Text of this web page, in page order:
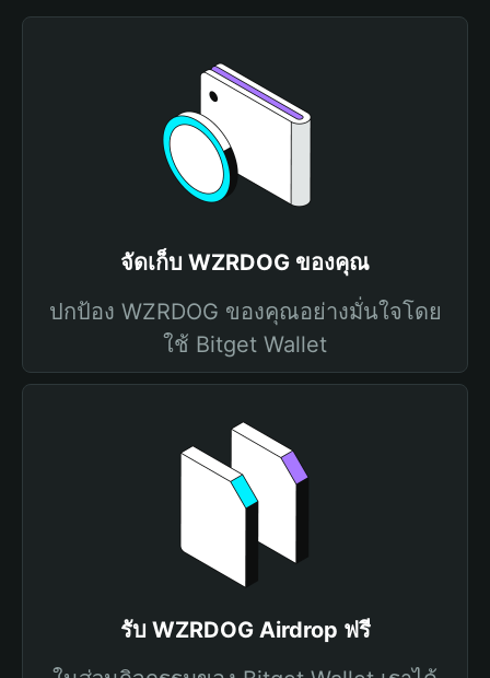
จัดเก็บ WZRDOG ของคุณ
ปกป้อง WZRDOG ของคุณอย่างมั่นใจโดย
ใช้ Bitget Wallet
รับ WZRDOG Airdrop ฟรี